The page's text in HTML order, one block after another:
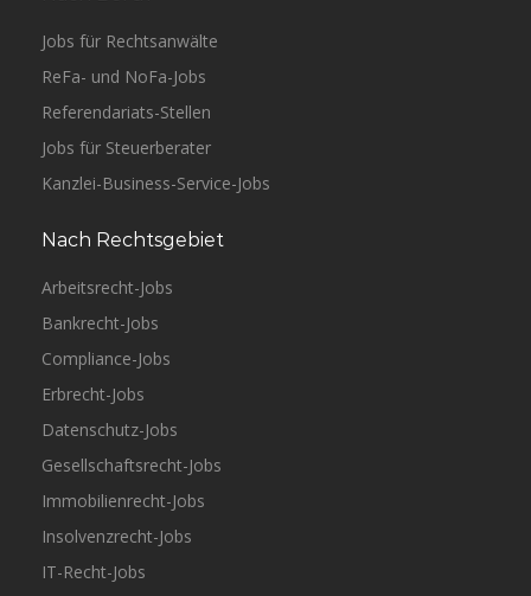
Jobs für Rechtsanwälte
ReFa- und NoFa-Jobs
Referendariats-Stellen
Jobs für Steuerberater
Kanzlei-Business-Service-Jobs
Nach Rechtsgebiet
Arbeitsrecht-Jobs
Bankrecht-Jobs
Compliance-Jobs
Erbrecht-Jobs
Datenschutz-Jobs
Gesellschaftsrecht-Jobs
Immobilienrecht-Jobs
Insolvenzrecht-Jobs
IT-Recht-Jobs